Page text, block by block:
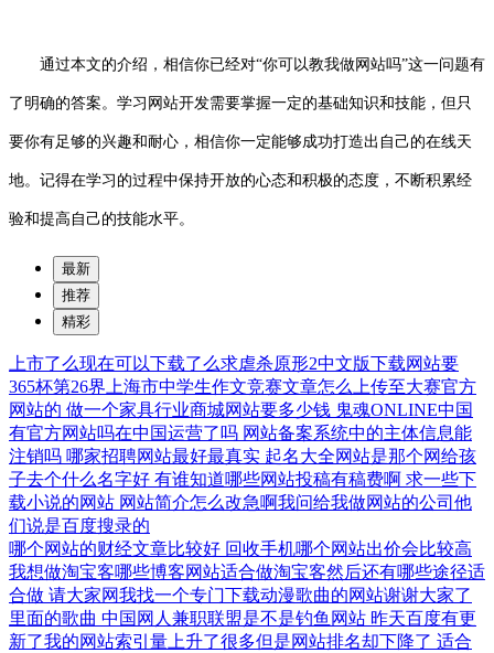
通过本文的介绍，相信你已经对“你可以教我做网站吗”这一问题有
了明确的答案。学习网站开发需要掌握一定的基础知识和技能，但只
要你有足够的兴趣和耐心，相信你一定能够成功打造出自己的在线天
地。记得在学习的过程中保持开放的心态和积极的态度，不断积累经
验和提高自己的技能水平。
最新
推荐
精彩
上市了么现在可以下载了么求虐杀原形2中文版下载网站要
365杯第26界上海市中学生作文竞赛文章怎么上传至大赛官方
网站的 做一个家具行业商城网站要多少钱 鬼魂ONLINE中国
有官方网站吗在中国运营了吗 网站备案系统中的主体信息能
注销吗 哪家招聘网站最好最真实 起名大全网站是那个网给孩
子去个什么名字好 有谁知道哪些网站投稿有稿费啊 求一些下
载小说的网站 网站简介怎么改急啊我问给我做网站的公司他
们说是百度搜录的
哪个网站的财经文章比较好 回收手机哪个网站出价会比较高
我想做淘宝客哪些博客网站适合做淘宝客然后还有哪些途径适
合做 请大家网我找一个专门下载动漫歌曲的网站谢谢大家了
里面的歌曲 中国网人兼职联盟是不是钓鱼网站 昨天百度有更
新了我的网站索引量上升了很多但是网站排名却下降了 适合